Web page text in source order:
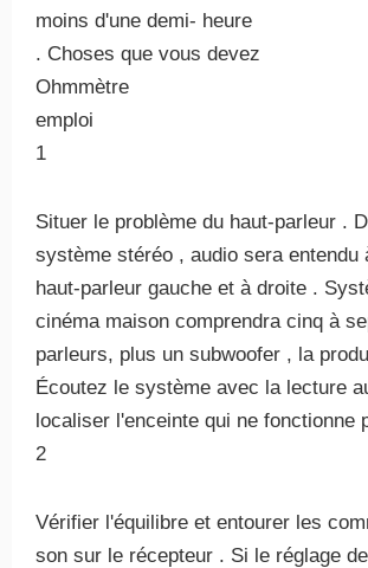
moins d'une demi- heure
. Choses que vous devez
Ohmmètre
emploi
1
Situer le problème du haut-parleur .
système stéréo , audio sera entendu
haut-parleur gauche et à droite .
cinéma maison comprendra cinq à
parleurs, plus un subwoofer , la
Écoutez le système avec la lecture
localiser l'enceinte qui ne fonctionne
2
Vérifier l'équilibre et entourer les
son sur le récepteur . Si le réglage